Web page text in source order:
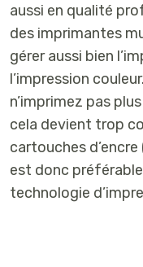
aussi en qualité
des imprimantes
gérer aussi bien
l’impression
n’imprimez pas
cela devient trop
cartouches
est donc préférable
technologie